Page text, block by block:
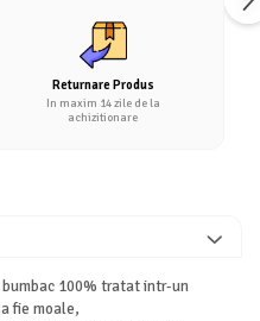
Returnare Produs
In maxim 14 zile de la
achizitionare
100% tratat intr-un
fie moale,